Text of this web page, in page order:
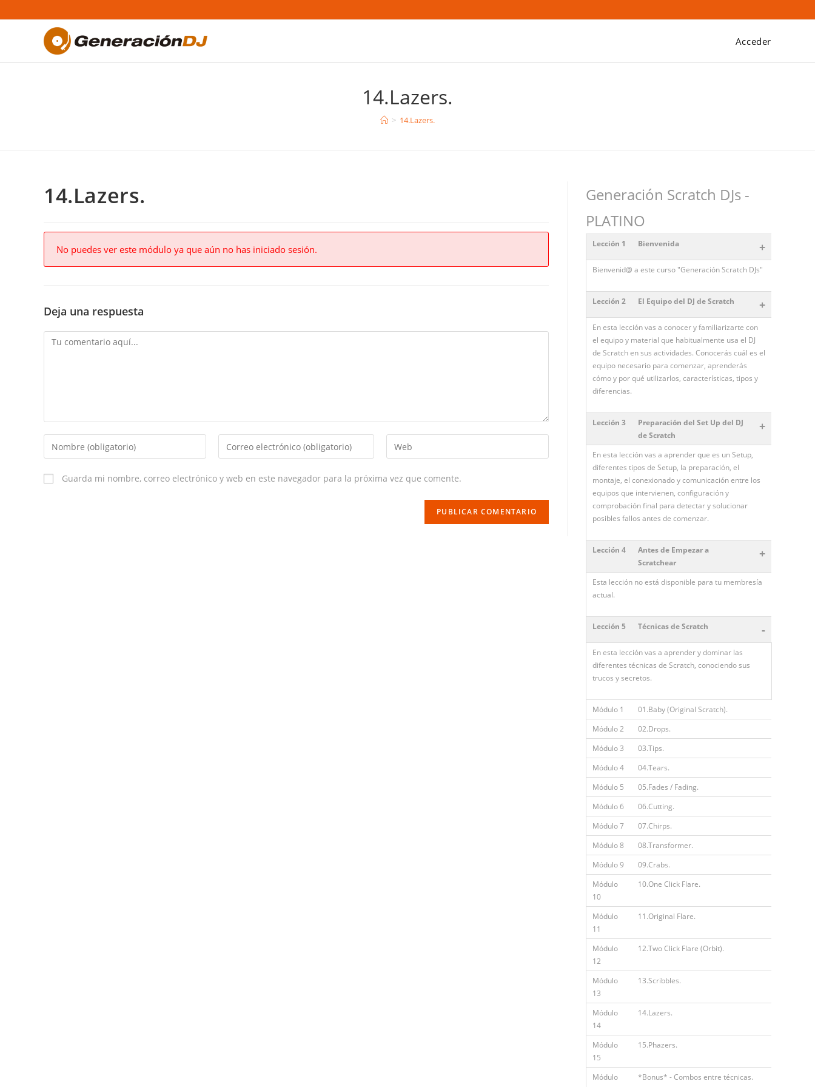
al
Acceder
14.Lazers.
> 14.Lazers.
14.Lazers.
No puedes ver este módulo ya que aún no has iniciado sesión.
Deja una respuesta
Comment
Enter
your
name
or
Enter
your
Enter
your
Guarda mi nombre, correo electrónico y web en este navegador para la próxima vez que comente.
Generación Scratch DJs -
PLATINO
Lección 1 Bienvenida +
Bienvenid@ a este curso "Generación Scratch DJs"
Lección 2 El Equipo del DJ de Scratch +
En esta lección vas a conocer y familiarizarte con
el equipo y material que habitualmente usa el DJ
de Scratch en sus actividades. Conocerás cuál es el
equipo necesario para comenzar, aprenderás
cómo y por qué utilizarlos, características, tipos y
diferencias.
Lección 3
Preparación del Set Up del DJ
de Scratch
+
En esta lección vas a aprender que es un Setup,
diferentes tipos de Setup, la preparación, el
montaje, el conexionado y comunicación entre los
equipos que intervienen, configuración y
comprobación final para detectar y solucionar
posibles fallos antes de comenzar.
Lección 4
Antes de Empezar a
Scratchear
+
Esta lección no está disponible para tu membresía
actual.
Lección 5 Técnicas de Scratch -
En esta lección vas a aprender y dominar las
diferentes técnicas de Scratch, conociendo sus
trucos y secretos.
Módulo 1
01.Baby (Original Scratch).
Módulo 2
02.Drops.
Módulo 3
03.Tips.
Módulo 4
04.Tears.
Módulo 5
05.Fades / Fading.
Módulo 6
06.Cutting.
Módulo 7
07.Chirps.
Módulo 8
08.Transformer.
Módulo 9
09.Crabs.
Módulo
10
10.One Click Flare.
Módulo
11
11.Original Flare.
Módulo
12
12.Two Click Flare (Orbit).
Módulo
13
13.Scribbles.
Módulo
14
14.Lazers.
Módulo
15
15.Phazers.
Módulo
*Bonus* - Combos entre técnicas.